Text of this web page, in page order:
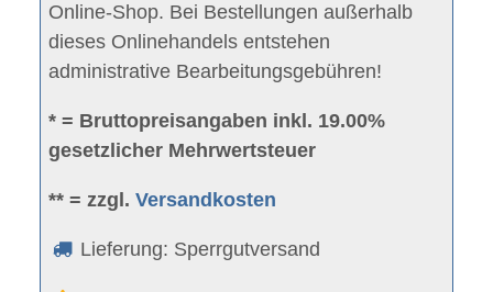
Online-Shop. Bei Bestellungen außerhalb
dieses Onlinehandels entstehen
administrative Bearbeitungsgebühren!
* = Bruttopreisangaben inkl. 19.00%
gesetzlicher Mehrwertsteuer
** = zzgl.Versandkosten
Lieferung: Sperrgutversand